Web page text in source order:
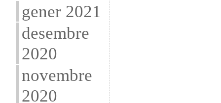
gener 2021
desembre
2020
novembre
2020